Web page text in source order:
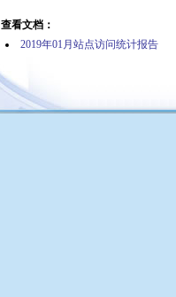
查看文档：
2019年01月站点访问统计报告